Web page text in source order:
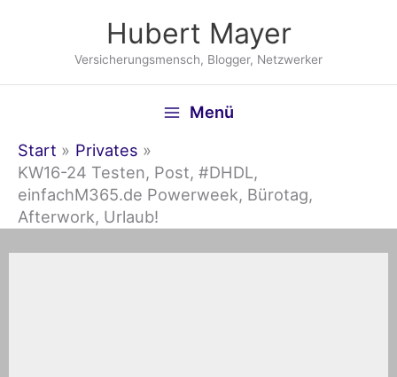
Hubert Mayer
Versicherungsmensch, Blogger, Netzwerker
Menü
Start
Privates
KW16-24 Testen, Post, #DHDL,
einfachM365.de Powerweek, Bürotag,
Afterwork, Urlaub!